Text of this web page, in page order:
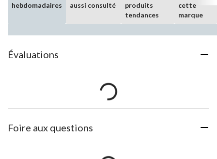
hebdomadaires
aussi consulté
produits
tendances
cette
marque
Évaluations
Foire aux questions